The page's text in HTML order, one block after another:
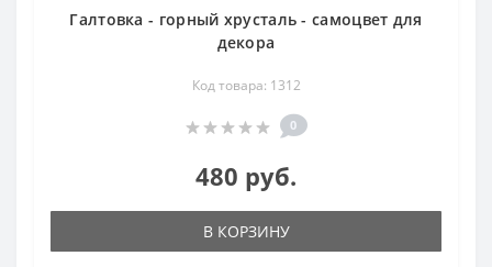
Галтовка - горный хрусталь - самоцвет для
декора
Код товара: 1312
0
480 руб.
В КОРЗИНУ